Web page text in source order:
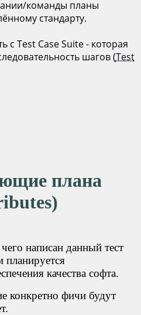
команды планы
стандарту.
с Test Case Suite - которая
шагов (Test
плана
написан данный тест
качества софта.
конкретно фичи будут